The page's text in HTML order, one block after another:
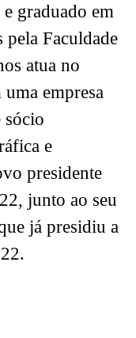
graduado em
pela Faculdade
atua no
empresa
sócio
e
presidente
junto ao seu
já presidiu a